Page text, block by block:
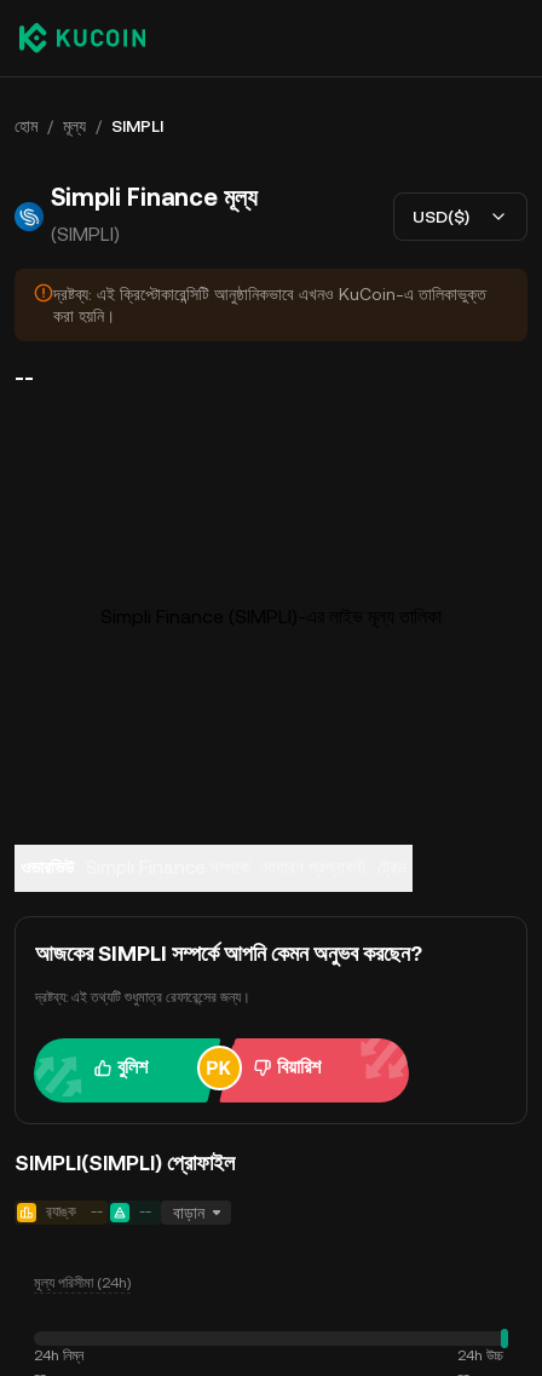
হোম / মূল্য / SIMPLI
Simpli Finance মূল্য
(SIMPLI)
USD($)
দ্রষ্টব্য: এই ক্রিপ্টোকারেন্সিটি আনুষ্ঠানিকভাবে এখনও KuCoin-এ তালিকাভুক্ত
করা হয়নি।
--
আজকের SIMPLI সম্পর্কে আপনি কেমন অনুভব করছেন?
দ্রষ্টব্য: এই তথ্যটি শুধুমাত্র রেফারেন্সের জন্য।
বুলিশ বিয়ারিশ
SIMPLI(SIMPLI) প্রোফাইল
র‍্যাঙ্ক -- -- বাড়ান
মূল্য পরিসীমা (24h)
24h নিম্ন
24h উচ্চ